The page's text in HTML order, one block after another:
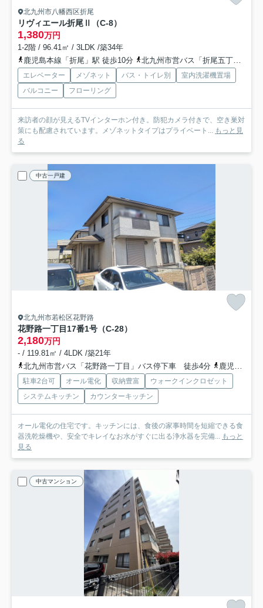
北九州市八幡西区折尾
リヴィエール折尾Ⅱ（C-8）
1,380万円
1-2階 / 96.41㎡ / 3LDK /築34年
鹿児島本線「折尾」駅 徒歩10分
北九州市営バス「折尾五丁目」バス停下車 徒歩2分
エレベーター メゾネット バス・トイレ別
室内洗濯機置場
バルコニー
フローリング
来訪者の顔が見えるTVインターホン付き。防犯カメラ付きで、空き巣対
策にも配慮されています。メゾネットタイプはプライベート... もっと見
る
中古一戸建
北九州市若松区花野路
花野路一丁目17番1号（C-28）
2,180万円
- / 119.81㎡ / 4LDK /築21年
北九州市営バス「花野路一丁目」バス停下車 徒歩4分
鹿児島本線「折尾」駅 徒歩80分
駐車2台可 オール電化 収納豊富
ウォークインクロゼット
システムキッチン
カウンターキッチン
オール電化の住宅です。キッチンには、食後の家事時間を短縮できる食
器洗乾燥機や、安全でキレイなお水がすぐに出る浄水器を完備... もっと
見る
中古マンション